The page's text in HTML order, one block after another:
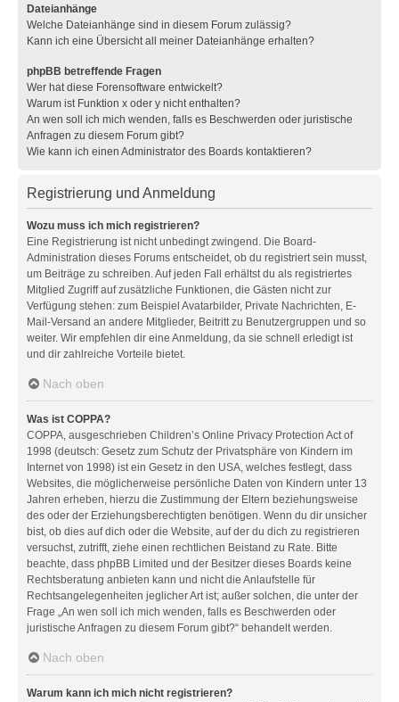
Dateianhänge
Welche Dateianhänge sind in diesem Forum zulässig?
Kann ich eine Übersicht all meiner Dateianhänge erhalten?
phpBB betreffende Fragen
Wer hat diese Forensoftware entwickelt?
Warum ist Funktion x oder y nicht enthalten?
An wen soll ich mich wenden, falls es Beschwerden oder juristische
Anfragen zu diesem Forum gibt?
Wie kann ich einen Administrator des Boards kontaktieren?
Registrierung und Anmeldung
Wozu muss ich mich registrieren?
Eine Registrierung ist nicht unbedingt zwingend. Die Board-
Administration dieses Forums entscheidet, ob du registriert sein musst,
um Beiträge zu schreiben. Auf jeden Fall erhältst du als registriertes
Mitglied Zugriff auf zusätzliche Funktionen, die Gästen nicht zur
Verfügung stehen: zum Beispiel Avatarbilder, Private Nachrichten, E-
Mail-Versand an andere Mitglieder, Beitritt zu Benutzergruppen und so
weiter. Wir empfehlen dir eine Anmeldung, da sie schnell erledigt ist
und dir zahlreiche Vorteile bietet.
Nach oben
Was ist COPPA?
COPPA, ausgeschrieben Children’s Online Privacy Protection Act of
1998 (deutsch: Gesetz zum Schutz der Privatsphäre von Kindern im
Internet von 1998) ist ein Gesetz in den USA, welches festlegt, dass
Websites, die möglicherweise persönliche Daten von Kindern unter 13
Jahren erheben, hierzu die Zustimmung der Eltern beziehungsweise
des oder der Erziehungsberechtigten benötigen. Wenn du dir unsicher
bist, ob dies auf dich oder die Website, auf der du dich zu registrieren
versuchst, zutrifft, ziehe einen rechtlichen Beistand zu Rate. Bitte
beachte, dass phpBB Limited und der Besitzer dieses Boards keine
Rechtsberatung anbieten kann und nicht die Anlaufstelle für
Rechtsangelegenheiten jeglicher Art ist; außer solchen, die unter der
Frage „An wen soll ich mich wenden, falls es Beschwerden oder
juristische Anfragen zu diesem Forum gibt?“ behandelt werden.
Nach oben
Warum kann ich mich nicht registrieren?